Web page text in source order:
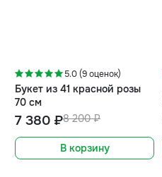
5.0 (9 оценок)
Букет из 41 красной розы
70 см
8 200 ₽
7 380 ₽
В корзину